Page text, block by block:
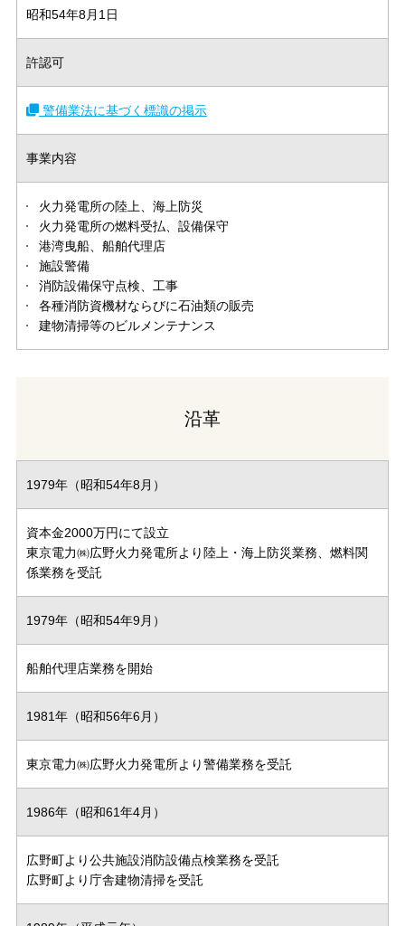
昭和54年8月1日
許認可
警備業法に基づく標識の掲示
事業内容
火力発電所の陸上、海上防災
火力発電所の燃料受払、設備保守
港湾曳船、船舶代理店
施設警備
消防設備保守点検、工事
各種消防資機材ならびに石油類の販売
建物清掃等のビルメンテナンス
沿革
1979年（昭和54年8月）
資本金2000万円にて設立
東京電力㈱広野火力発電所より陸上・海上防災業務、燃料関
係業務を受託
1979年（昭和54年9月）
船舶代理店業務を開始
1981年（昭和56年6月）
東京電力㈱広野火力発電所より警備業務を受託
1986年（昭和61年4月）
広野町より公共施設消防設備点検業務を受託
広野町より庁舎建物清掃を受託